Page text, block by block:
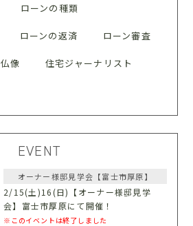
ローンの種類
ローンの返済 ローン審査
仏像 住宅ジャーナリスト
EVENT
オーナー様邸見学会【富士市厚原】
2/15(土)16(日)【オーナー様邸見学
会】富士市厚原にて開催！
※このイベントは終了しました